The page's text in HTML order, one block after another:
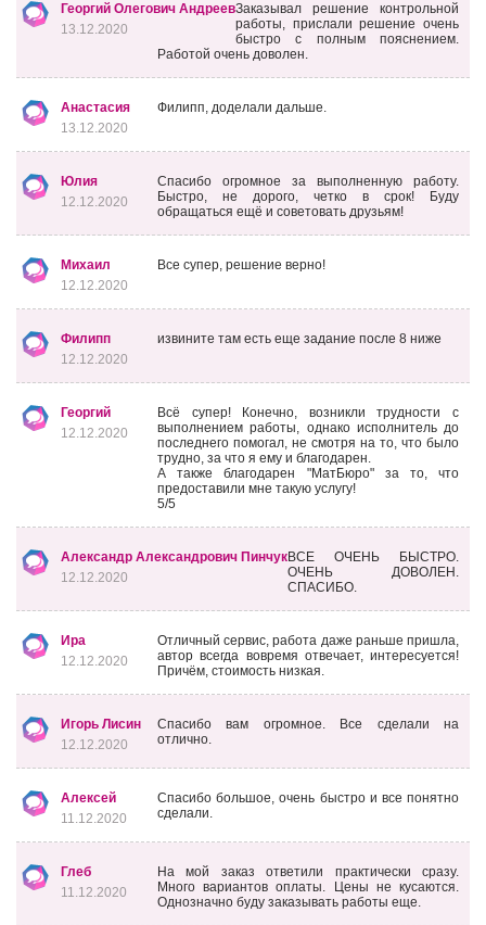
Георгий Олегович Андреев
13.12.2020
Заказывал решение контрольной
работы, прислали решение очень
быстро с полным пояснением.
Работой очень доволен.
Анастасия
13.12.2020
Филипп, доделали дальше.
Юлия
12.12.2020
Спасибо огромное за выполненную работу.
Быстро, не дорого, четко в срок! Буду
обращаться ещё и советовать друзьям!
Михаил
12.12.2020
Все супер, решение верно!
Филипп
12.12.2020
извините там есть еще задание после 8 ниже
Георгий
12.12.2020
Всё супер! Конечно, возникли трудности с
выполнением работы, однако исполнитель до
последнего помогал, не смотря на то, что было
трудно, за что я ему и благодарен.
А также благодарен "МатБюро" за то, что
предоставили мне такую услугу!
5/5
Александр Александрович Пинчук
12.12.2020
ВСЕ ОЧЕНЬ БЫСТРО.
ОЧЕНЬ ДОВОЛЕН.
СПАСИБО.
Ира
12.12.2020
Отличный сервис, работа даже раньше пришла,
автор всегда вовремя отвечает, интересуется!
Причём, стоимость низкая.
Игорь Лисин
12.12.2020
Спасибо вам огромное. Все сделали на
отлично.
Алексей
11.12.2020
Спасибо большое, очень быстро и все понятно
сделали.
Глеб
11.12.2020
На мой заказ ответили практически сразу.
Много вариантов оплаты. Цены не кусаются.
Однозначно буду заказывать работы еще.